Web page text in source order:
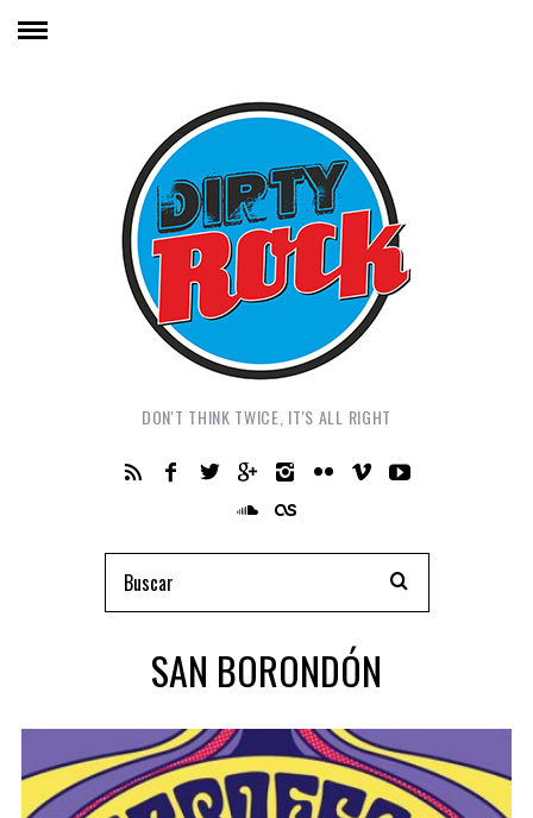
DON'T THINK TWICE, IT'S ALL RIGHT
SAN BORONDÓN